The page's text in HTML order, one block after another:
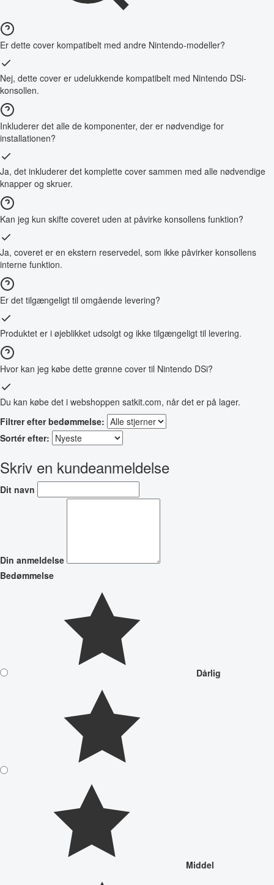
Er dette cover kompatibelt med andre Nintendo-modeller?
Nej, dette cover er udelukkende kompatibelt med Nintendo DSi-
konsollen.
Inkluderer det alle de komponenter, der er nødvendige for
installationen?
Ja, det inkluderer det komplette cover sammen med alle nødvendige
knapper og skruer.
Kan jeg kun skifte coveret uden at påvirke konsollens funktion?
Ja, coveret er en ekstern reservedel, som ikke påvirker konsollens
interne funktion.
Er det tilgængeligt til omgående levering?
Produktet er i øjeblikket udsolgt og ikke tilgængeligt til levering.
Hvor kan jeg købe dette grønne cover til Nintendo DSi?
Du kan købe det i webshoppen satkit.com, når det er på lager.
Filtrer efter bedømmelse:
Sortér efter:
Skriv en kundeanmeldelse
Dit navn
Din anmeldelse
Bedømmelse
Dårlig
Middel